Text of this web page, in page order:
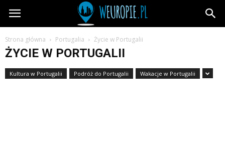
wEuropie.pl
Strona główna Portugalia Życie w Portugalii
ŻYCIE W PORTUGALII
Kultura w Portugalii Podróż do Portugalii Wakacje w Portugalii